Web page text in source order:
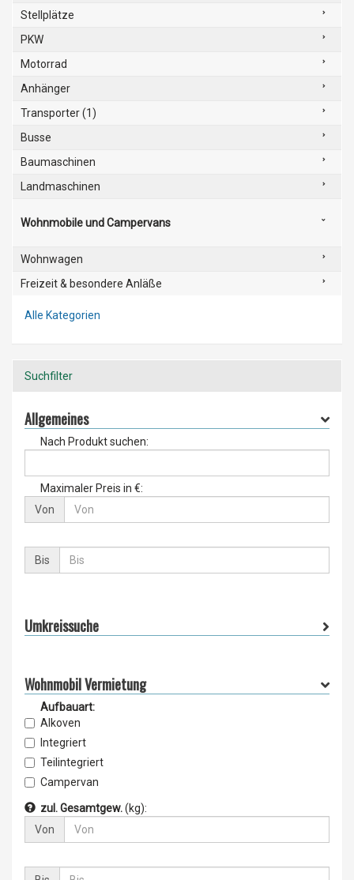
Stellplätze
PKW
Motorrad
Anhänger
Transporter (1)
Busse
Baumaschinen
Landmaschinen
Wohnmobile und Campervans
Wohnwagen
Freizeit & besondere Anläße
Alle Kategorien
Suchfilter
Allgemeines
Nach Produkt suchen:
Maximaler Preis in €:
Von
Bis
Umkreissuche
Wohnmobil Vermietung
Aufbauart:
Alkoven
Integriert
Teilintegriert
Campervan
Sondermobil
Pickup-Camper
zul. Gesamtgew.(kg):
Von